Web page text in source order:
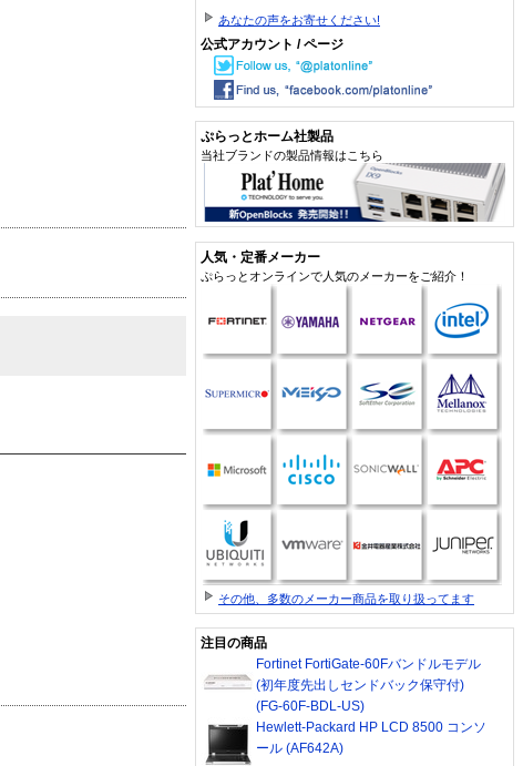
あなたの声をお寄せください!
公式アカウント / ページ
ぷらっとホーム社製品
当社ブランドの製品情報はこちら
人気・定番メーカー
ぷらっとオンラインで人気のメーカーをご紹介！
その他、多数のメーカー商品を取り扱ってます
注目の商品
Fortinet FortiGate-60Fバンドルモデル
(初年度先出しセンドバック保守付)
(FG-60F-BDL-US)
Hewlett-Packard HP LCD 8500 コンソ
ール (AF642A)